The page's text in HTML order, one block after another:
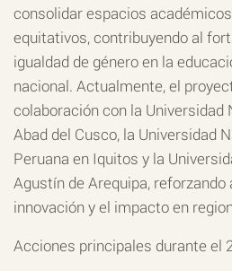
consolidar espacios
equitativos, contribuyendo al
igualdad de género en la
nacional. Actualmente, el
colaboración con la Universidad
Abad del Cusco, la Universidad
Peruana en Iquitos y la
Agustín de Arequipa,
innovación y el impacto en
Acciones principales durante el